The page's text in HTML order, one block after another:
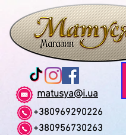
matusya@i.ua
+380969290226
+380956730263